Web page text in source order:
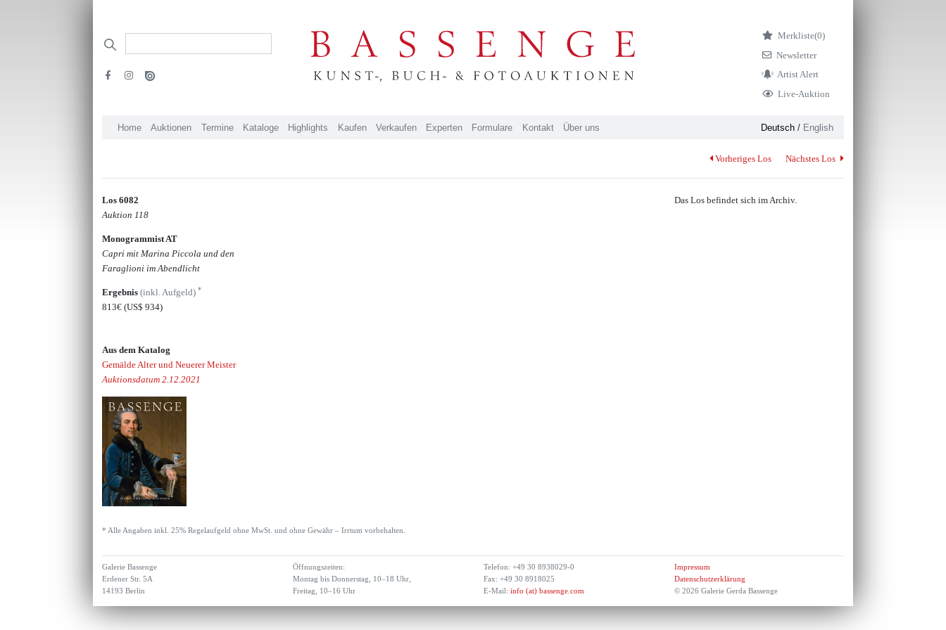
Merkliste(0)
Newsletter
Artist Alert
Live-Auktion
Home Auktionen Termine Kataloge Highlights Kaufen Verkaufen Experten Formulare Kontakt Über uns Deutsch/ English
Vorheriges Los Nächstes Los
Los 6082
Auktion 118
Monogrammist AT
Capri mit Marina Piccola und den
Faraglioni im Abendlicht
Ergebnis(inkl. Aufgeld)*
813€(US$ 934)
Aus dem Katalog
Gemälde Alter und Neuerer Meister
Auktionsdatum 2.12.2021
Das Los befindet sich im Archiv.
* Alle Angaben inkl. 25% Regelaufgeld ohne MwSt. und ohne Gewähr – Irrtum vorbehalten.
Galerie Bassenge
Erdener Str. 5A
14193 Berlin
Öffnungszeiten:
Montag bis Donnerstag, 10–18 Uhr,
Freitag, 10–16 Uhr
Telefon: +49 30 8938029-0
Fax: +49 30 8918025
E-Mail: info (at) bassenge.com
Impressum
Datenschutzerklärung
© 2026 Galerie Gerda Bassenge